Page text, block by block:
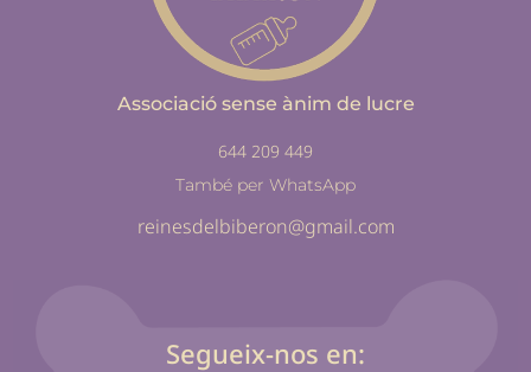
Associació sense ànim de lucre
644 209 449
També per WhatsApp
reinesdelbiberon@gmail.com
Segueix-nos en: